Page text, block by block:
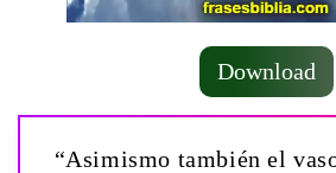
Download
“Asimismo también el